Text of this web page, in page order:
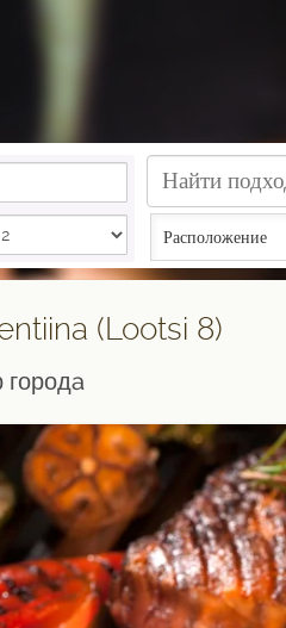
Расположение
(Lootsi 8)
городa